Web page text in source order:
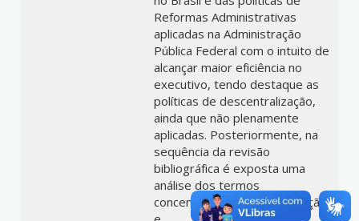
Reformas Administrativas
aplicadas na Administração
Pública Federal com o intuito de
alcançar maior eficiência no
executivo, tendo destaque as
políticas de descentralização,
ainda que não plenamente
aplicadas. Posteriormente, na
sequência da revisão
bibliográfica é exposta uma
análise dos termos
concentração/desconcentração